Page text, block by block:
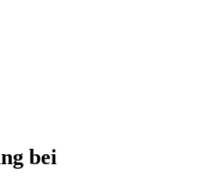
bei